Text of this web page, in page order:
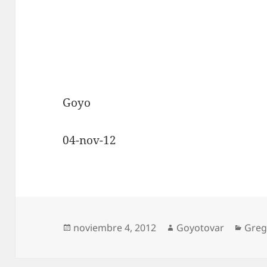
Goyo
04-nov-12
Publicado
noviembre 4, 2012 Autor
Goyotovar